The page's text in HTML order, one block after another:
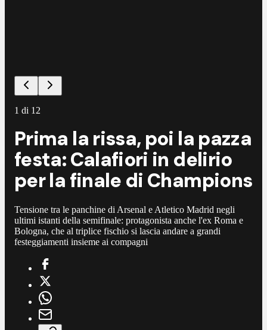
1 di 12
Prima la rissa, poi la pazza
festa: Calafiori in delirio
per la finale di Champions
Tensione tra le panchine di Arsenal e Atletico Madrid negli
ultimi istanti della semifinale: protagonista anche l'ex Roma e
Bologna, che al triplice fischio si lascia andare a grandi
festeggiamenti insieme ai compagni